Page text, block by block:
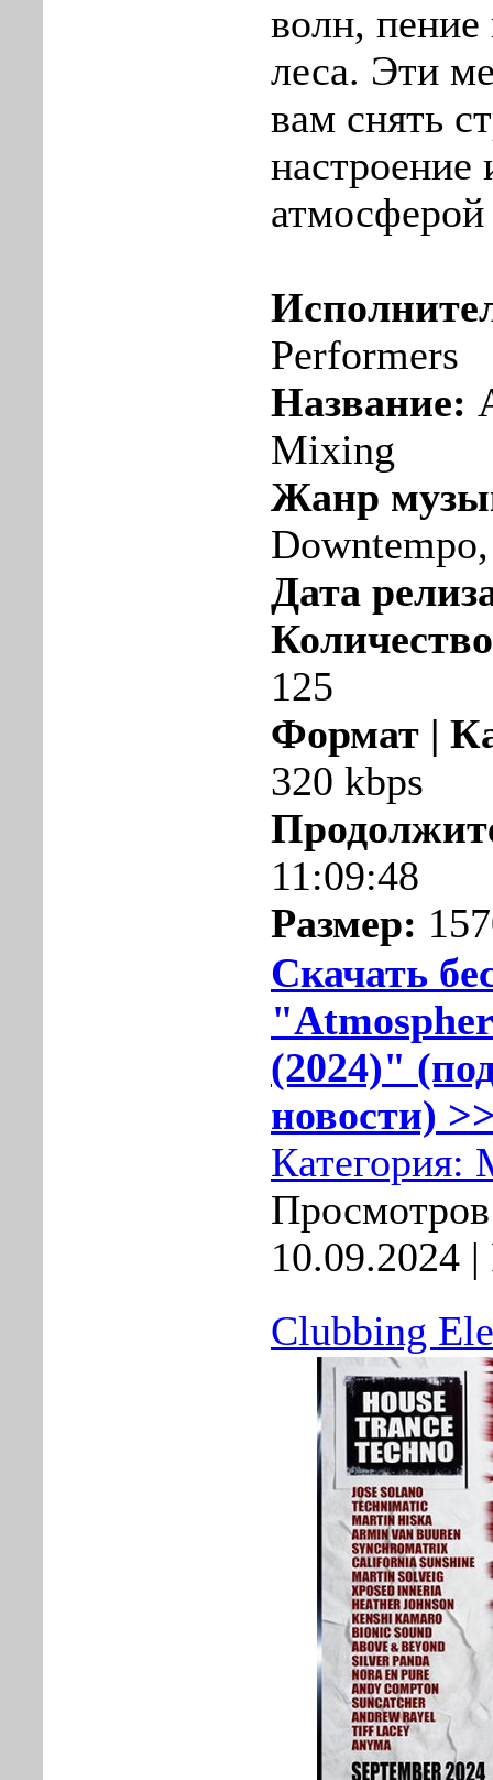
волн, пение
леса. Эти
вам снять
настроение
Performers
Название:
Mixing
Жанр
Дата
125
Формат |
320 kbps
11:09:48
Размер:
Скачать
(2024)"
новости)
Категория:
10.09.2024 |
Clubbing